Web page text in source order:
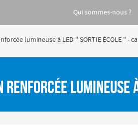
Qui sommes-nous ?
lumineuse à LED " SORTIE ÉCOLE " -
lumineuse à